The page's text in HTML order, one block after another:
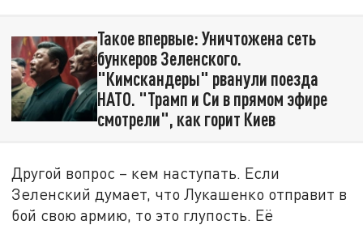
Такое впервые: Уничтожена сеть
бункеров Зеленского.
"Кимскандеры" рванули поезда
НАТО. "Трамп и Си в прямом эфире
смотрели", как горит Киев
Другой вопрос – кем наступать. Если
Зеленский думает, что Лукашенко отправит в
бой свою армию, то это глупость. Её